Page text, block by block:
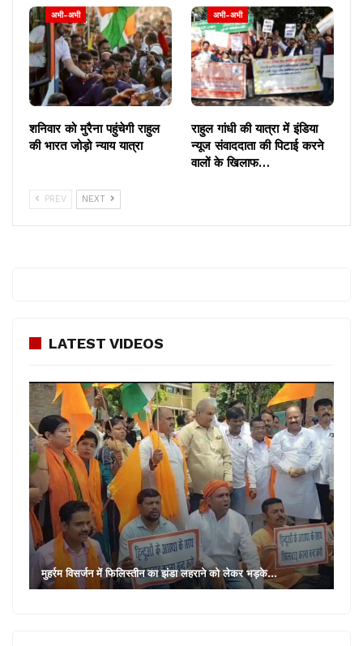
नई ताकत बनकर उभर सकती है। दक्षिणपंथी सोच वाले दलों को भी
राहुल की इस यात्रा का आशय जरूर समझ में आने लगा होगा।
यात्रा किस मोड़ पर समाप्त होती है तथा इससे कैसी फसल उगती
है, यह फिलहाल भविष्य के गर्भ में है।
अभी-अभी
शनिवार को मुरैना पहुंचेगी राहुल
की भारत जोड़ो न्याय यात्रा
अभी-अभी
राहुल गांधी की यात्रा में इंडिया
न्यूज संवाददाता की पिटाई करने
वालों के खिलाफ…
PREV NEXT
LATEST VIDEOS
मुहर्रम विसर्जन में फिलिस्तीन का झंडा लहराने को लेकर भड़के…